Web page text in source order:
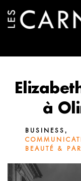
à
BUSINESS ,
BEAUTÉ &